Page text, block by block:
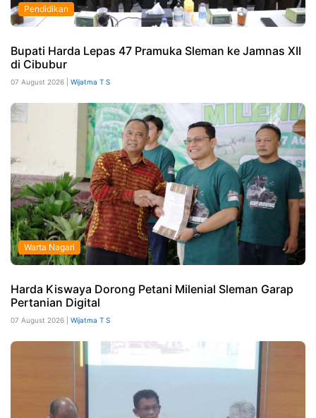
Pendidikan
Bupati Harda Lepas 47 Pramuka Sleman ke Jamnas XII
di Cibubur
07 August 2026 | Wijatma T S
Warta Nagari
Harda Kiswaya Dorong Petani Milenial Sleman Garap
Pertanian Digital
07 August 2026 | Wijatma T S